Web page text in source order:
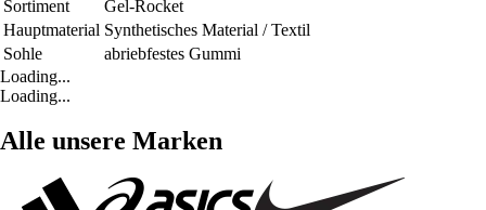
Sortiment
Gel-Rocket
Hauptmaterial Synthetisches Material / Textil
Sohle
abriebfestes Gummi
Loading...
Loading...
Alle unsere Marken